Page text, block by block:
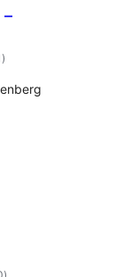
and
कुल
दर)
कुल